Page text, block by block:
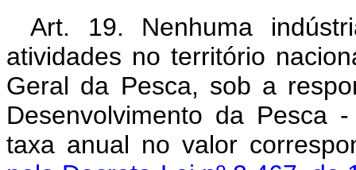
Art. 19. Nenhuma
atividades no território
Geral da Pesca, sob a
Desenvolvimento da Pesca
taxa anual no valor